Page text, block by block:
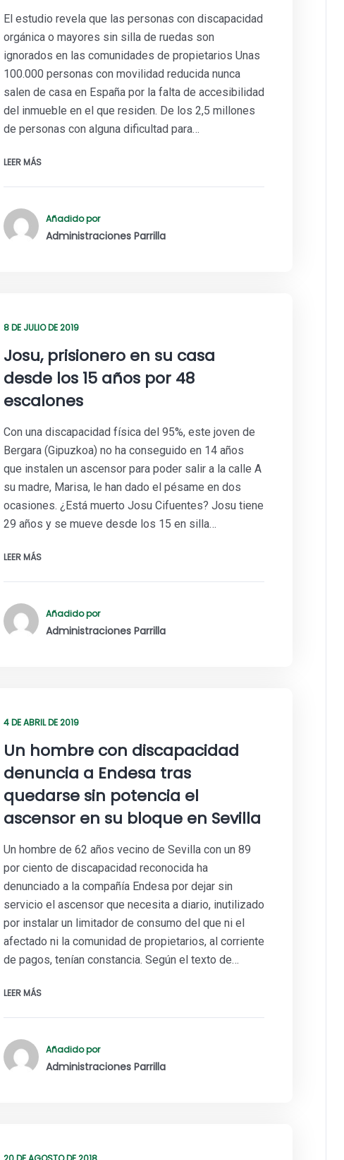
El estudio revela que las personas con discapacidad
orgánica o mayores sin silla de ruedas son
ignorados en las comunidades de propietarios Unas
100.000 personas con movilidad reducida nunca
salen de casa en España por la falta de accesibilidad
del inmueble en el que residen. De los 2,5 millones
de personas con alguna dificultad para…
LEER MÁS
Añadido por
Administraciones Parrilla
8 DE JULIO DE 2019
Josu, prisionero en su casa
desde los 15 años por 48
escalones
Con una discapacidad física del 95%, este joven de
Bergara (Gipuzkoa) no ha conseguido en 14 años
que instalen un ascensor para poder salir a la calle A
su madre, Marisa, le han dado el pésame en dos
ocasiones. ¿Está muerto Josu Cifuentes? Josu tiene
29 años y se mueve desde los 15 en silla…
LEER MÁS
Añadido por
Administraciones Parrilla
4 DE ABRIL DE 2019
Un hombre con discapacidad
denuncia a Endesa tras
quedarse sin potencia el
ascensor en su bloque en Sevilla
Un hombre de 62 años vecino de Sevilla con un 89
por ciento de discapacidad reconocida ha
denunciado a la compañía Endesa por dejar sin
servicio el ascensor que necesita a diario, inutilizado
por instalar un limitador de consumo del que ni el
afectado ni la comunidad de propietarios, al corriente
de pagos, tenían constancia. Según el texto de…
LEER MÁS
Añadido por
Administraciones Parrilla